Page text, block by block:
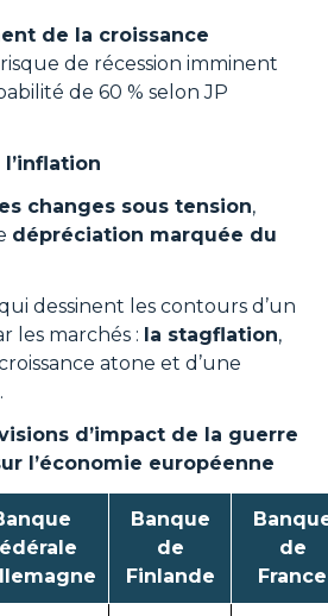
de la croissance
de récession imminent
de 60 % selon JP
changes sous tension,
dépréciation marquée du
dessinent les contours d’un
les marchés : la stagflation,
atone et d’une
d’impact de la guerre
l’économie européenne
Banque
de
Finlande
de
France